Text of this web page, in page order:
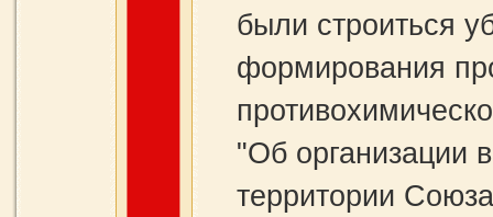
были строиться
формирования
"Об организации
территории